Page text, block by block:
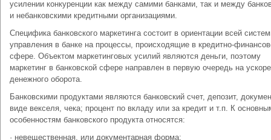
усилении конкуренции как между самими банками, так и между
и небанковскими кредитными организациями.
Специфика банковского маркетинга состоит в ориентации всей
управления в банке на процессы, происходящие в кредитно-
сфере. Объектом маркетинговых усилий являются деньги, поэтому
маркетинг в банковской сфере направлен в первую очередь на
денежного оборота.
Банковскими продуктами являются банковский счет, депозит,
виде векселя, чека; процент по вкладу или за кредит и т.п. К
особенностям банковского продукта относятся:
· невещественная, или документарная форма;